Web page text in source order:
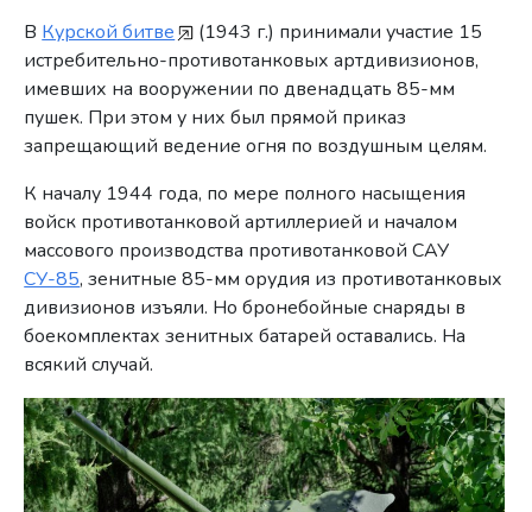
В Курской битве
(1943 г.) принимали участие 15
истребительно-противотанковых артдивизионов,
имевших на вооружении по двенадцать 85-мм
пушек. При этом у них был прямой приказ
запрещающий ведение огня по воздушным целям.
К началу 1944 года, по мере полного насыщения
войск противотанковой артиллерией и началом
массового производства противотанковой САУ
СУ-85, зенитные 85-мм орудия из противотанковых
дивизионов изъяли. Но бронебойные снаряды в
боекомплектах зенитных батарей оставались. На
всякий случай.